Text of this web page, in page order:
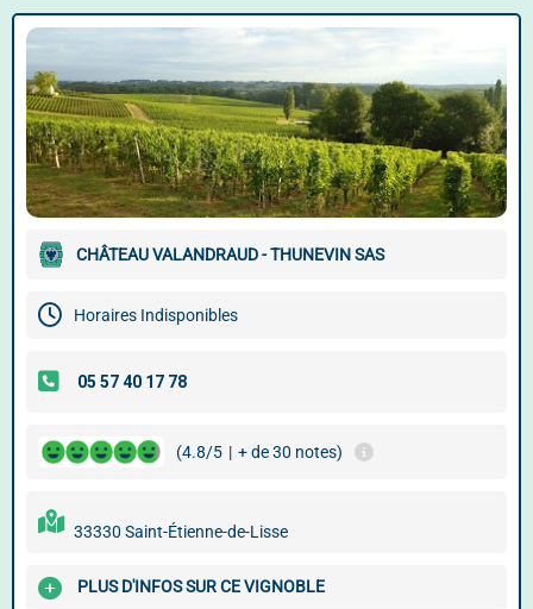
CHÂTEAU VALANDRAUD - THUNEVIN SAS
Horaires Indisponibles
(4.8/5 | + de 30 notes)
33330 Saint-Étienne-de-Lisse
PLUS D'INFOS SUR CE VIGNOBLE